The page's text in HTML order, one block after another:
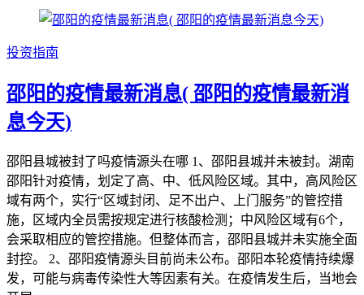
投资指南
邵阳的疫情最新消息( 邵阳的疫情最新消
息今天)
邵阳县城被封了吗疫情源头在哪 1、邵阳县城并未被封。湖南
邵阳针对疫情，划定了高、中、低风险区域。其中，高风险区
域有两个，实行“区域封闭、足不出户、上门服务”的管控措
施，区域内全员需按规定进行核酸检测；中风险区域有6个，
会采取相应的管控措施。但整体而言，邵阳县城并未实施全面
封控。 2、邵阳疫情源头目前尚未公布。邵阳本轮疫情持续爆
发，可能与病毒传染性大等因素有关。在疫情发生后，当地会